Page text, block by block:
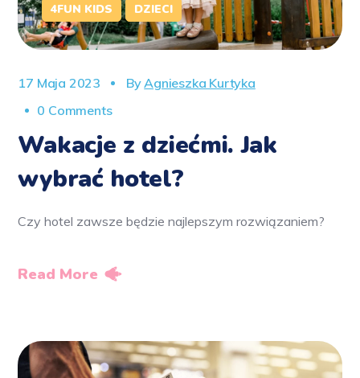
4FUN KIDS DZIECI
17 Maja 2023 ByAgnieszka Kurtyka
0 Comments
Wakacje z dziećmi. Jak
wybrać hotel?
Czy hotel zawsze będzie najlepszym rozwiązaniem?
Read More